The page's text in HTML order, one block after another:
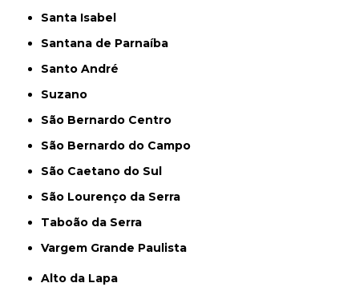
Santa Isabel
Santana de Parnaíba
Santo André
Suzano
São Bernardo Centro
São Bernardo do Campo
São Caetano do Sul
São Lourenço da Serra
Taboão da Serra
Vargem Grande Paulista
Alto da Lapa